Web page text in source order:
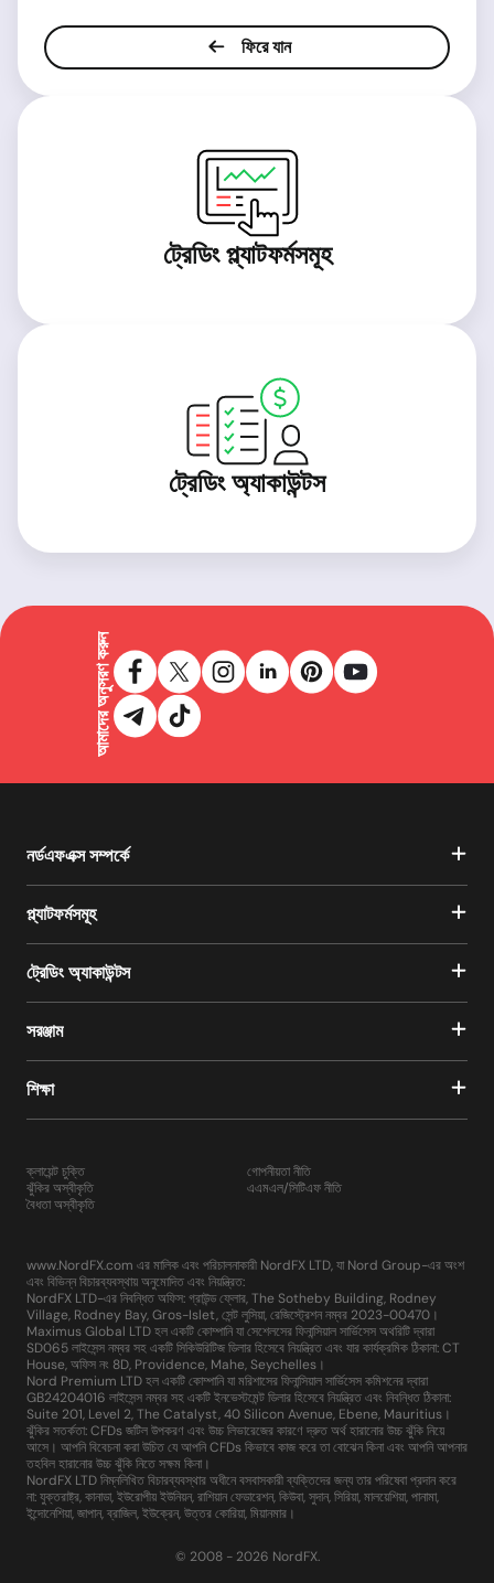
ফিরে যান
ট্রেডিং প্ল্যাটফর্মসমূহ
ট্রেডিং অ্যাকাউন্টস
আমাদের অনুসরণ করুন
নর্ডএফএক্স সম্পর্কে
প্ল্যাটফর্মসমূহ
ট্রেডিং অ্যাকাউন্টস
সরঞ্জাম
শিক্ষা
ক্লায়েন্ট চুক্তি
ঝুঁকির অস্বীকৃতি
বৈধতা অস্বীকৃতি
গোপনীয়তা নীতি
এএমএল/সিটিএফ নীতি
www.NordFX.com এর মালিক এবং পরিচালনাকারী NordFX LTD, যা Nord Group-এর অংশ
এবং বিভিন্ন বিচারব্যবস্থায় অনুমোদিত এবং নিয়ন্ত্রিত:
NordFX LTD-এর নিবন্ধিত অফিস: গ্রাউন্ড ফ্লোর, The Sotheby Building, Rodney
Village, Rodney Bay, Gros-Islet, সেন্ট লুসিয়া, রেজিস্ট্রেশন নম্বর 2023-00470।
Maximus Global LTD হল একটি কোম্পানি যা সেশেলসের ফিনান্সিয়াল সার্ভিসেস অথরিটি দ্বারা
SD065 লাইসেন্স নম্বর সহ একটি সিকিউরিটিজ ডিলার হিসেবে নিয়ন্ত্রিত এবং যার কার্যক্রমিক ঠিকানা: CT
House, অফিস নং 8D, Providence, Mahe, Seychelles।
Nord Premium LTD হল একটি কোম্পানি যা মরিশাসের ফিনান্সিয়াল সার্ভিসেস কমিশনের দ্বারা
GB24204016 লাইসেন্স নম্বর সহ একটি ইনভেস্টমেন্ট ডিলার হিসেবে নিয়ন্ত্রিত এবং নিবন্ধিত ঠিকানা:
Suite 201, Level 2, The Catalyst, 40 Silicon Avenue, Ebene, Mauritius।
ঝুঁকির সতর্কতা: CFDs জটিল উপকরণ এবং উচ্চ লিভারেজের কারণে দ্রুত অর্থ হারানোর উচ্চ ঝুঁকি নিয়ে
আসে। আপনি বিবেচনা করা উচিত যে আপনি CFDs কিভাবে কাজ করে তা বোঝেন কিনা এবং আপনি আপনার
তহবিল হারানোর উচ্চ ঝুঁকি নিতে সক্ষম কিনা।
NordFX LTD নিম্নলিখিত বিচারব্যবস্থার অধীনে বসবাসকারী ব্যক্তিদের জন্য তার পরিষেবা প্রদান করে
না: যুক্তরাষ্ট্র, কানাডা, ইউরোপীয় ইউনিয়ন, রাশিয়ান ফেডারেশন, কিউবা, সুদান, সিরিয়া, মালয়েশিয়া, পানামা,
ইন্দোনেশিয়া, জাপান, ব্রাজিল, ইউক্রেন, উত্তর কোরিয়া, মিয়ানমার।
© 2008 - 2026 NordFX.